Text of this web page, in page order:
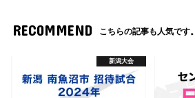
RECOMMEND こちらの記事も人気です。
新潟大会